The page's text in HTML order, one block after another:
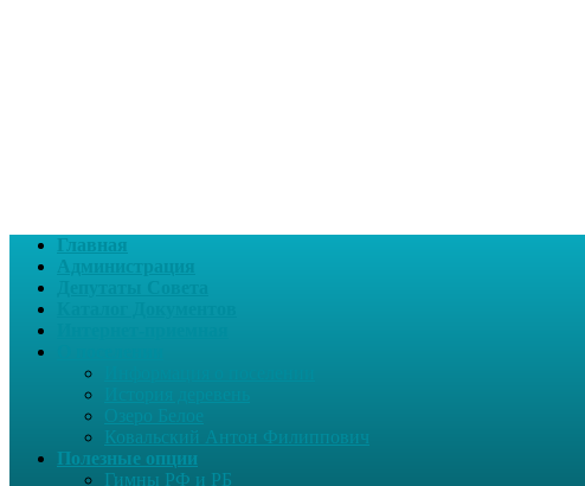
Главная
Администрация
Ковальский Антон Филиппович
Полезные опции
Гимны РФ и РБ